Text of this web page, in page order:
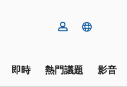
即時 熱門議題 影音